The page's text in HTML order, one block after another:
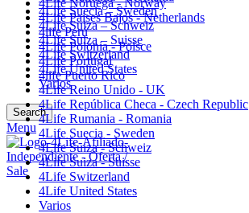
4Life Suecia – Sweden
4Life Suiza – Schweiz
4Life Suiza – Suisse
4Life Switzerland
4Life United States
Varios
Search
Menu
4Life Noruega - Norway
4Life Paises Bajos - Netherlands
4life Perú
4Life Polonia - Polsce
4Life Portugal
4life Puerto Rico
4Life Reino Unido - UK
4Life República Checa - Czech Republic
4Life Rumania - Romania
4Life Suecia - Sweden
4Life Suiza - Schweiz
4Life Suiza - Suisse
4Life Switzerland
4Life United States
Varios